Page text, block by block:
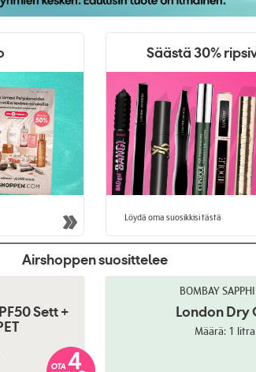
Säästä 30%
Löydä oma suosikkisi tästä
Airshoppen suosittelee
Sett +
BOMBAY
London Dry
Määrä: 1 litra